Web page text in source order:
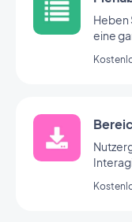
Heben
eine